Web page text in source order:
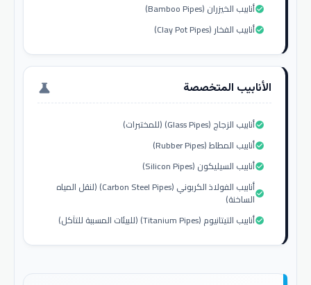
أنابيب الخيزران (Bamboo Pipes)check_circle
أنابيب الفخار (Clay Pot Pipes)check_circle
الأنابيب المتخصصة science
أنابيب الزجاج (Glass Pipes) (للمختبرات)check_circle
أنابيب المطاط (Rubber Pipes)check_circle
أنابيب السيليكون (Silicon Pipes)check_circle
أنابيب الفولاذ الكربوني (Carbon Steel Pipes) (لنقل المياه
الساخنة)check_circle
أنابيب التيتانيوم (Titanium Pipes) (للبيئات المسببة للتآكل)check_circle